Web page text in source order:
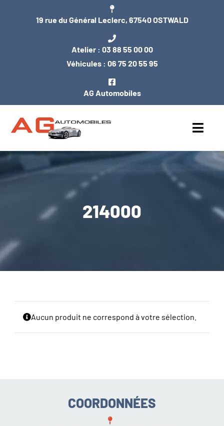
19 rue du Général Leclerc, 67540 OSTWALD
Atelier : 03 88 55 00 00
Véhicules : 06 75 20 55 95
AG Automobiles
ACCUEIL
ENTRETIEN / MÉCANIQUE
CARROSSERIE / VITRAGE
CONTACT
214000
Aucun produit ne correspond à votre sélection.
COORDONNÉES